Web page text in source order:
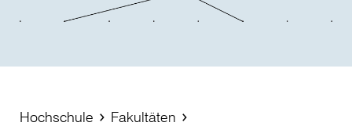
Hochschule
Fakultäten